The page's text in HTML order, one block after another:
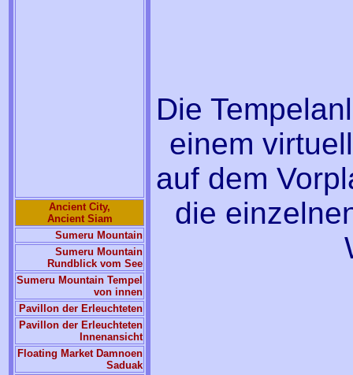
Ancient City,
Ancient Siam
Sumeru Mountain
Sumeru Mountain
Rundblick vom See
Sumeru Mountain Tempel
von innen
Pavillon der Erleuchteten
Pavillon der Erleuchteten
Innenansicht
Floating Market Damnoen
Saduak
Die
einem
auf dem
die